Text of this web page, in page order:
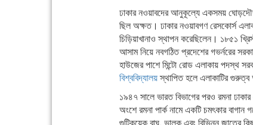
ঢাকার নওয়াবদের আনুকূল্যে একসময় ঘোড়দৌড়
ছিল অক্ষত। ঢাকার নওয়াবগণ রেসকোর্স
চিড়িয়াখানাও স্থাপন করেছিলেন। ১৮৫১
আসাম নিয়ে নবগঠিত প্রদেশের গভর্নরের
হাউজের পাশে মিন্টো রোড এলাকায় পদস্থ
বিশ্ববিদ্যালয়স্থাপিত হলে এলাকাটির গুরুত্ব
১৯৪৭ সালে ভারত বিভাগের পরও রমনা
অংশে রমনা পার্ক নামে একটি চমৎকার বাগান